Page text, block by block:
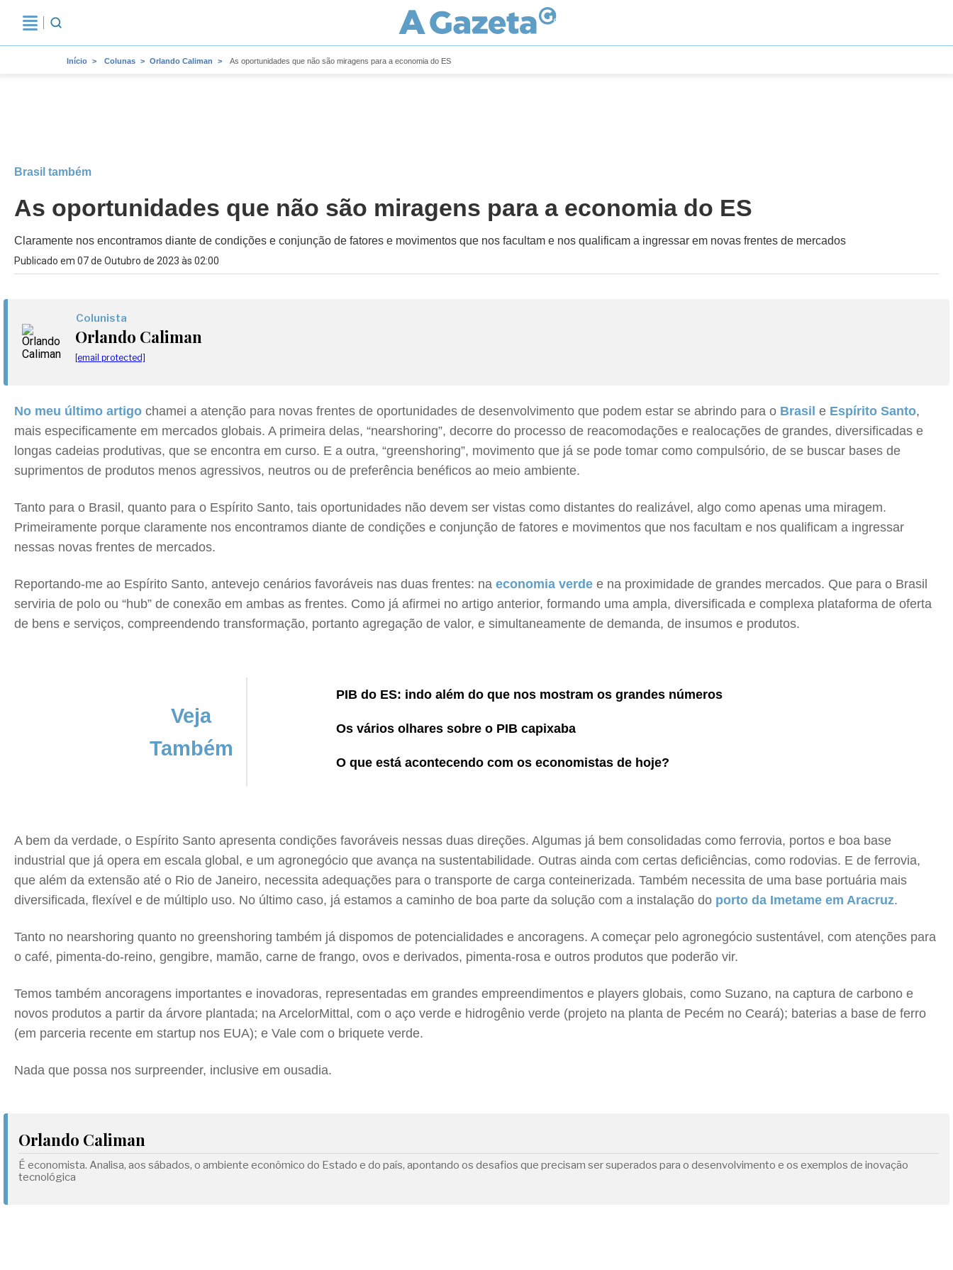
Início Colunas Orlando Caliman As oportunidades que não são miragens para a economia do ES
Brasil também
As oportunidades que não são miragens para a economia do ES
Claramente nos encontramos diante de condições e conjunção de fatores e movimentos que nos facultam e nos qualificam a ingressar em novas frentes de mercados
Publicado em 07 de Outubro de 2023 às 02:00
Colunista
Orlando Caliman
[email protected]
No meu último artigo chamei a atenção para novas frentes de oportunidades de desenvolvimento que podem estar se abrindo para o Brasil e Espírito Santo,
mais especificamente em mercados globais. A primeira delas, “nearshoring”, decorre do processo de reacomodações e realocações de grandes, diversificadas e
longas cadeias produtivas, que se encontra em curso. E a outra, “greenshoring”, movimento que já se pode tomar como compulsório, de se buscar bases de
suprimentos de produtos menos agressivos, neutros ou de preferência benéficos ao meio ambiente.
Tanto para o Brasil, quanto para o Espírito Santo, tais oportunidades não devem ser vistas como distantes do realizável, algo como apenas uma miragem.
Primeiramente porque claramente nos encontramos diante de condições e conjunção de fatores e movimentos que nos facultam e nos qualificam a ingressar
nessas novas frentes de mercados.
Reportando-me ao Espírito Santo, antevejo cenários favoráveis nas duas frentes: na economia verde e na proximidade de grandes mercados. Que para o Brasil
serviria de polo ou “hub” de conexão em ambas as frentes. Como já afirmei no artigo anterior, formando uma ampla, diversificada e complexa plataforma de oferta
de bens e serviços, compreendendo transformação, portanto agregação de valor, e simultaneamente de demanda, de insumos e produtos.
Veja
Também
PIB do ES: indo além do que nos mostram os grandes números
Os vários olhares sobre o PIB capixaba
O que está acontecendo com os economistas de hoje?
A bem da verdade, o Espírito Santo apresenta condições favoráveis nessas duas direções. Algumas já bem consolidadas como ferrovia, portos e boa base
industrial que já opera em escala global, e um agronegócio que avança na sustentabilidade. Outras ainda com certas deficiências, como rodovias. E de ferrovia,
que além da extensão até o Rio de Janeiro, necessita adequações para o transporte de carga conteinerizada. Também necessita de uma base portuária mais
diversificada, flexível e de múltiplo uso. No último caso, já estamos a caminho de boa parte da solução com a instalação do porto da Imetame em Aracruz.
Tanto no nearshoring quanto no greenshoring também já dispomos de potencialidades e ancoragens. A começar pelo agronegócio sustentável, com atenções para
o café, pimenta-do-reino, gengibre, mamão, carne de frango, ovos e derivados, pimenta-rosa e outros produtos que poderão vir.
Temos também ancoragens importantes e inovadoras, representadas em grandes empreendimentos e players globais, como Suzano, na captura de carbono e
novos produtos a partir da árvore plantada; na ArcelorMittal, com o aço verde e hidrogênio verde (projeto na planta de Pecém no Ceará); baterias a base de ferro
(em parceria recente em startup nos EUA); e Vale com o briquete verde.
Nada que possa nos surpreender, inclusive em ousadia.
Orlando Caliman
É economista. Analisa, aos sábados, o ambiente econômico do Estado e do país, apontando os desafios que precisam ser superados para o desenvolvimento e os exemplos de inovação
tecnológica